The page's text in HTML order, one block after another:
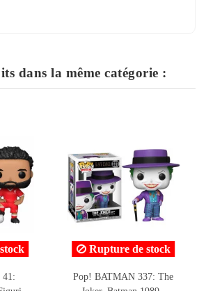
dans la même catégorie :
stock
The
Figurine de Combat